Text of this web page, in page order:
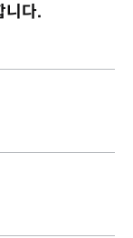
니다.